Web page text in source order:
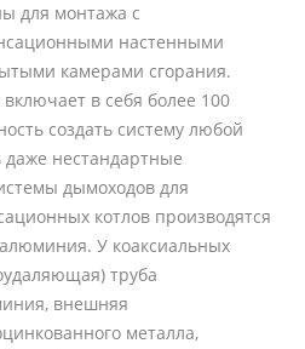
для монтажа с
настенными
камерами сгорания.
в себя более 100
создать систему любой
даже нестандартные
дымоходов для
котлов производятся
У коаксиальных
труба
внешняя
металла,